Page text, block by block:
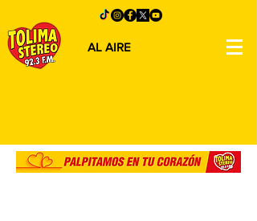
AL AIRE